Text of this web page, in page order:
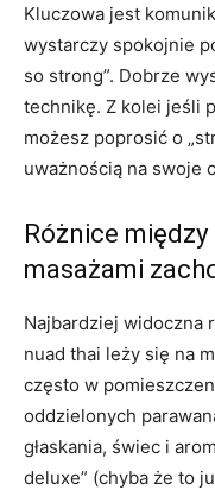
Kluczowa jest
wystarczy spokojnie
so strong”. Dobrze
technikę. Z kolei jeśli
możesz poprosić o
uważnością na swoje
Różnice
masażami
Najbardziej widoczna
nuad thai leży się na
często w
oddzielonych
głaskania, świec i
deluxe” (chyba że to